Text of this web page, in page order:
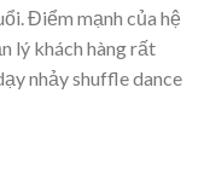
Điểm mạnh của hệ
lý khách hàng rất
nhảy shuffle dance